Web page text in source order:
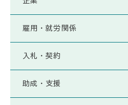
雇用・就労関係
入札・契約
助成・支援